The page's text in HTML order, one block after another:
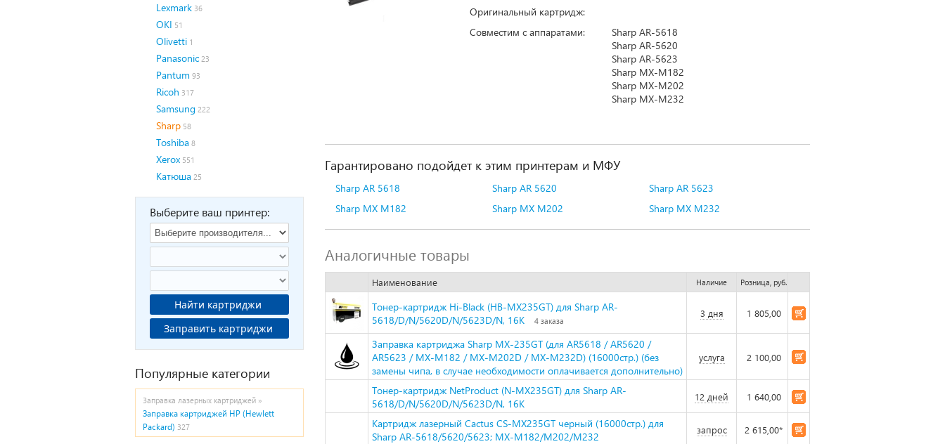
Lexmark 36
OKI 51
Olivetti 1
Panasonic 23
Pantum 93
Ricoh 317
Samsung 222
Sharp 58
Toshiba 8
Xerox 551
Катюша 25
Выберите ваш принтер:
Найти картриджи
Заправить картриджи
Популярные категории
Заправка лазерных картриджей »
Заправка картриджей HP (Hewlett
Packard) 327
Оригинальный картридж:
Совместим с аппаратами:
Sharp AR-5618
Sharp AR-5620
Sharp AR-5623
Sharp MX-M182
Sharp MX-M202
Sharp MX-M232
Гарантировано подойдет к этим принтерам и МФУ
Sharp AR 5618 Sharp AR 5620
Sharp AR 5623
Sharp MX M182
Sharp MX M202 Sharp MX M232
Аналогичные товары
Наименование Наличие Розница, руб.
Тонер-картридж Hi-Black (HB-MX235GT) для Sharp AR-
5618/D/N/5620D/N/5623D/N, 16K
4 заказа
3 дня 1 805,00
Заправка картриджа Sharp MX-235GT (для AR5618 / AR5620 /
AR5623 / MX-M182 / MX-M202D / MX-M232D) (16000стр.) (без
замены чипа, в случае необходимости оплачивается дополнительно)
услуга 2 100,00
Тонер-картридж NetProduct (N-MX235GT) для Sharp AR-
5618/D/N/5620D/N/5623D/N, 16K
12 дней 1 640,00
Картридж лазерный Cactus CS-MX235GT черный (16000стр.) для
Sharp AR-5618/5620/5623; MX-M182/M202/M232
запрос 2 615,00*